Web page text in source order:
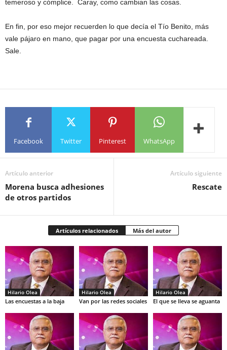
temeroso y cómplice. Caray, como cambian las cosas.
En fin, por eso mejor recuerden lo que decía el Tío Benito, más
vale pájaro en mano, que pagar por una encuesta cuchareada.
Sale.
Facebook Twitter Pinterest WhatsApp
Artículo anterior
Morena busca adhesiones
de otros partidos
Artículo siguiente
Rescate
Artículos relacionados Más del autor
Hilario Olea
Las encuestas a la baja
Hilario Olea
Van por las redes sociales
Hilario Olea
El que se lleva se aguanta